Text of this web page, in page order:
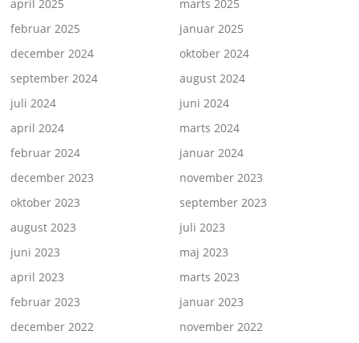
april 2025
marts 2025
februar 2025
januar 2025
december 2024
oktober 2024
september 2024
august 2024
juli 2024
juni 2024
april 2024
marts 2024
februar 2024
januar 2024
december 2023
november 2023
oktober 2023
september 2023
august 2023
juli 2023
juni 2023
maj 2023
april 2023
marts 2023
februar 2023
januar 2023
december 2022
november 2022